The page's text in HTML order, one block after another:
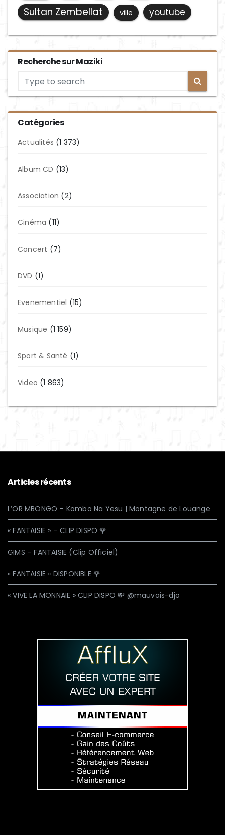
Sultan Zembellat ville youtube
Recherche sur Maziki
Catégories
Actualités (1 373)
Album CD (13)
Association (2)
Cinéma (11)
Concert (7)
DVD (1)
Evenementiel (15)
Musique (1 159)
Sport & Santé (1)
Video (1 863)
Articles récents
L’OR MBONGO – Kombo Na Yesu | Montagne de Louange
« FANTAISIE » – CLIP DISPO 🌹
GIMS – FANTAISIE (Clip Officiel)
« FANTAISIE » DISPONIBLE 🌹
« VIVE LA MONNAIE » CLIP DISPO 💸 @mauvais-djo